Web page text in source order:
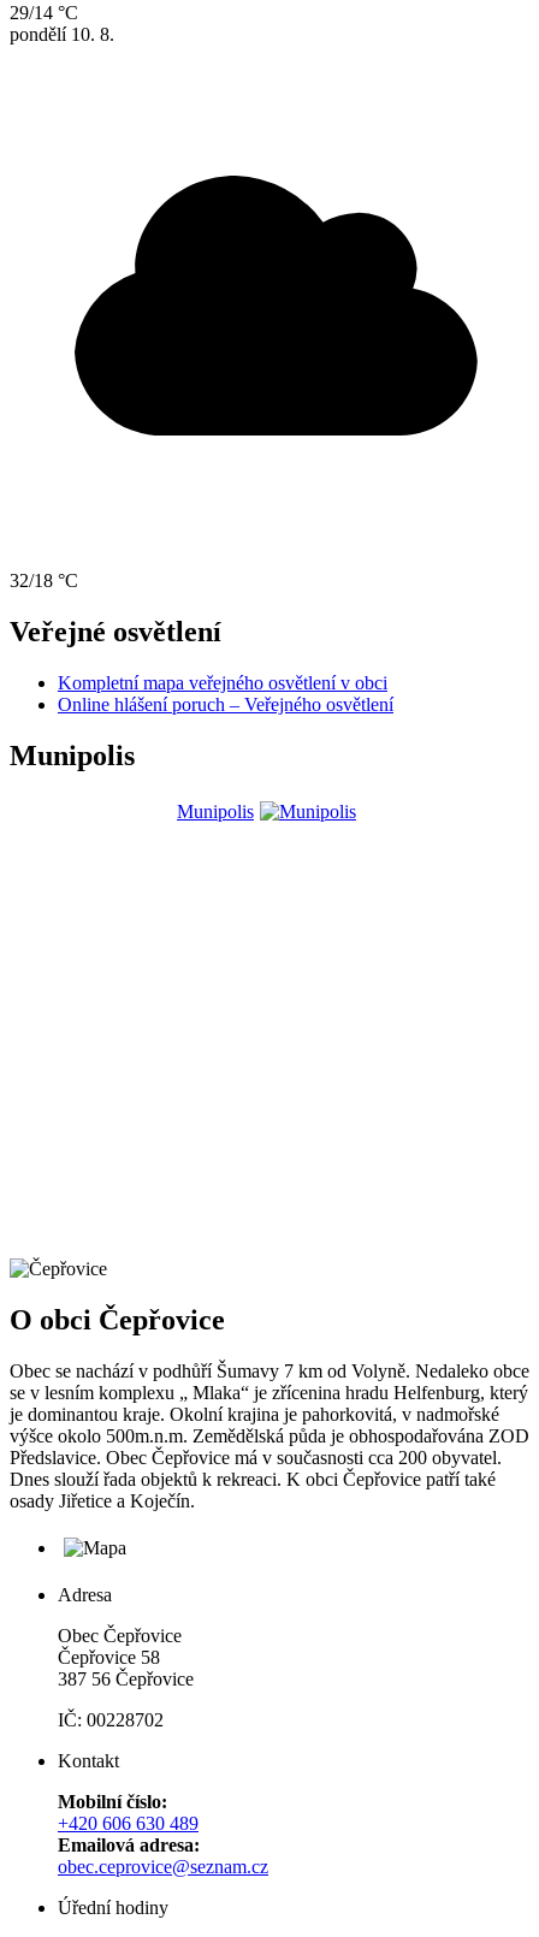
29/14 °C
pondělí 10. 8.
32/18 °C
Veřejné osvětlení
Kompletní mapa veřejného osvětlení v obci
Online hlášení poruch – Veřejného osvětlení
Munipolis
Munipolis
O obci Čepřovice
Obec se nachází v podhůří Šumavy 7 km od Volyně. Nedaleko obce
se v lesním komplexu „ Mlaka“ je zřícenina hradu Helfenburg, který
je dominantou kraje. Okolní krajina je pahorkovitá, v nadmořské
výšce okolo 500m.n.m. Zemědělská půda je obhospodařována ZOD
Předslavice. Obec Čepřovice má v současnosti cca 200 obyvatel.
Dnes slouží řada objektů k rekreaci. K obci Čepřovice patří také
osady Jiřetice a Koječín.
Adresa
Obec Čepřovice
Čepřovice 58
387 56 Čepřovice
IČ: 00228702
Kontakt
Mobilní číslo:
+420 606 630 489
Emailová adresa:
obec.ceprovice@seznam.cz
Úřední hodiny